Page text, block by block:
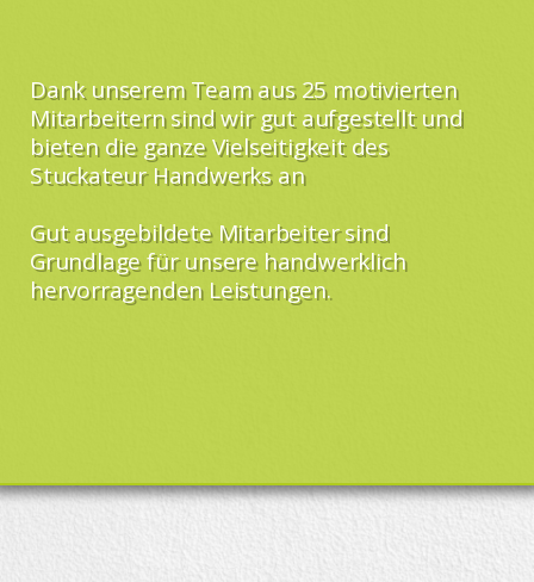
Dank unserem Team aus 25 motivierten
Mitarbeitern sind wir gut aufgestellt und
bieten die ganze Vielseitigkeit des
Stuckateur Handwerks an
Gut ausgebildete Mitarbeiter sind
Grundlage für unsere handwerklich
hervorragenden Leistungen.